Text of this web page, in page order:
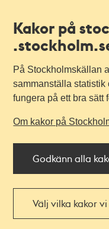
Kakor på
På Stockholmskällan
sammanställa statistik
fungera på ett bra sätt
Om kakor på
Godkänn alla
Välj vilka kakor